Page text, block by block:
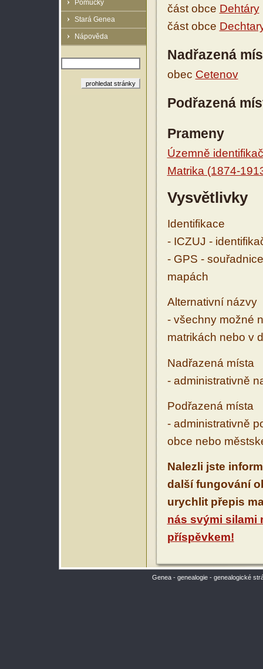
Pomůcky
Stará Genea
Nápověda
část obce Dehtáry
část obce
Nadřazená
obec Cetenov
Podřazená
Prameny
Územně
Matrika (1874-
Vysvětlivky
Identifikace
- ICZUJ -
- GPS -
mapách
Alternativní názvy
- všechny možné
matrikách nebo v
Nadřazená místa
- administrativně
Podřazená místa
- administrativně
obce nebo
Nalezli jste
další fungování
urychlit přepis
nás svými silami
příspěvkem!
Genea - genealogie - genealogické